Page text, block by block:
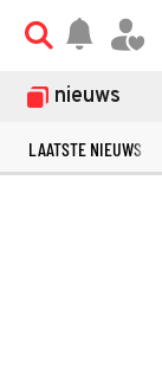
nieuws
LAATSTE NIEUWS